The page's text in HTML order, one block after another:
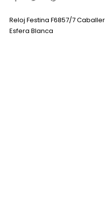
Reloj Festina F6857/7
Esfera Blanca